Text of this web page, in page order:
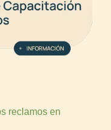
reclamos en